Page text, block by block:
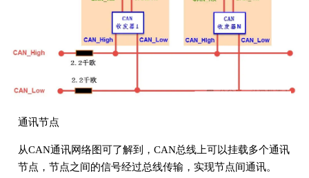
通讯节点
从CAN通讯网络图可了解到，CAN总线上可以挂载多个通讯
节点，节点之间的信号经过总线传输，实现节点间通讯。